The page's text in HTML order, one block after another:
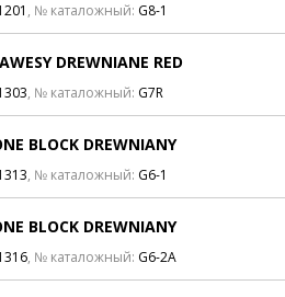
, № каталожный: G8-1
DREWNIANE RED
, № каталожный: G7R
BLOCK DREWNIANY
, № каталожный: G6-1
BLOCK DREWNIANY
, № каталожный: G6-2A